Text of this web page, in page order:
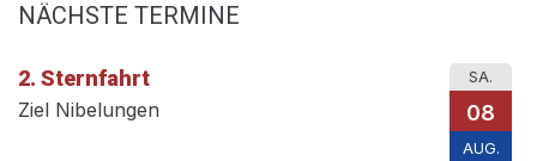
NÄCHSTE TERMINE
SA.
08
AUG.
2. Sternfahrt
Ziel Nibelungen